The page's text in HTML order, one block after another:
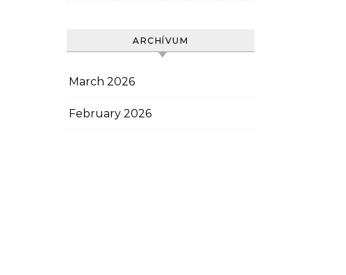
ARCHÍVUM
March 2026
February 2026